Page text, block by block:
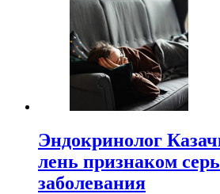
Эндокринолог
лень признаком
заболевания